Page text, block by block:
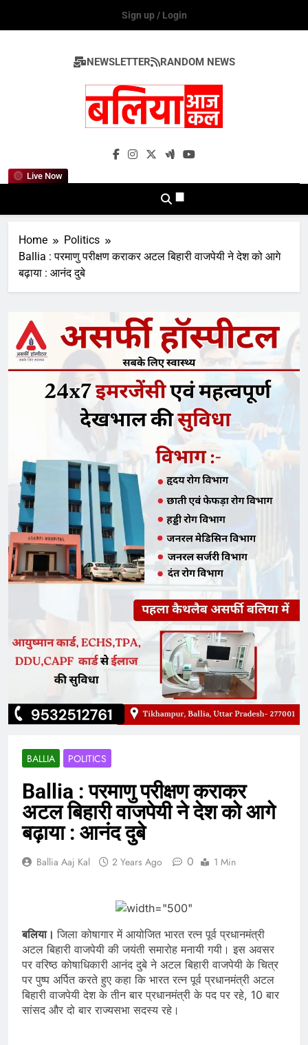
Sign up / Login
NEWSLETTER RANDOM NEWS
Live Now
Ballia Aaj Kal
Home
Politics
Ballia : परमाणु परीक्षण कराकर अटल बिहारी वाजपेयी ने देश को आगे
बढ़ाया : आनंद दुबे
BALLIA POLITICS
Ballia : परमाणु परीक्षण कराकर
अटल बिहारी वाजपेयी ने देश को आगे
बढ़ाया : आनंद दुबे
Ballia Aaj Kal 2 Years Ago 0 1 Min
बलिया।जिला कोषागार में आयोजित भारत रत्न पूर्व प्रधानमंत्री
अटल बिहारी वाजपेयी की जयंती समारोह मनायी गयी। इस अवसर
पर वरिष्ठ कोषाधिकारी आनंद दुबे ने अटल बिहारी वाजपेयी के चित्र
पर पुष्प अर्पित करते हुए कहा कि भारत रत्न पूर्व प्रधानमंत्री अटल
बिहारी वाजपेयी देश के तीन बार प्रधानमंत्री के पद पर रहे, 10 बार
सांसद और दो बार राज्यसभा सदस्य रहे।